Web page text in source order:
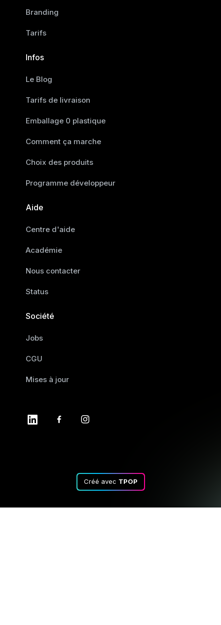
Branding
Tarifs
Infos
Le Blog
Tarifs de livraison
Emballage 0 plastique
Comment ça marche
Choix des produits
Programme développeur
Aide
Centre d'aide
Académie
Nous contacter
Status
Société
Jobs
CGU
Mises à jour
Créé avec TPOP